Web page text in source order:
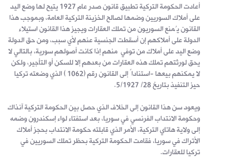
أعادت الحكومة التركية تطبيق قانون صدر عام 1927 يتيح لها وضع اليد
على أملاك السوريين وضمها لصالح الخزينة التركية العامة، وبموجب هذا
القانون يُمنع السوريون من تملك العقارات ويجيز هذا القانون استيلاء
الدولة على أملاكهم إن أسقطت الجنسية عنهم لأي سبب، ومن حق الدولة
وضع اليد على أملاك من توفي منهم إذا كانت أصولهم سورية، بالتالي لا
يحق لورثتهم تملك هذه العقارات من بعدهم إلا للسكن أو التأجير، ولكن
لا يمكنهم بيعها -استناداً إلى القانون رقم (1062 ) الذي وضعته تركيا
حيز التنفيذ بتاريخ 28/ 5/1927.
ويعود سن هذا القانون إلى الخلاف الذي حصل بين الحكومة التركية آنذاك
وحكومة الانتداب الفرنسي في سوريا، بعد استفتاء لواء إسكندرون وضمه
إلى ولاية هاتاي التركية، الأمر الذي قابلته حكومة الانتداب بحجز أملاك
الأتراك في سوريا، فقامت الحكومة التركية بحظر تملك السوريين في
تركيا للعقارات.